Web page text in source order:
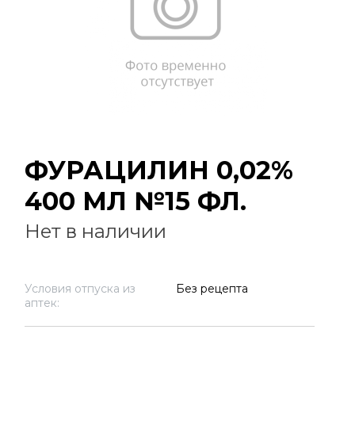
ФУРАЦИЛИН 0,02%
400 МЛ №15 ФЛ.
Нет в наличии
Условия отпуска из
аптек:
Без рецепта